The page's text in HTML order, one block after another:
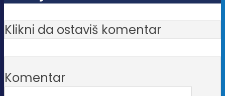
na
stranici
proizvoda.
Klikni da ostaviš komentar
Komentar